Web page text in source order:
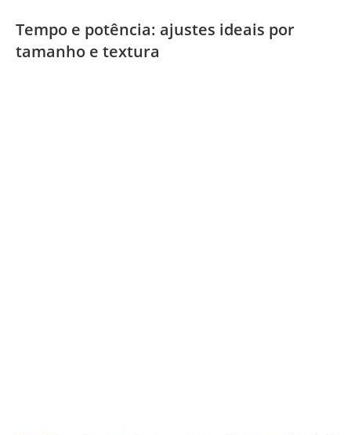
Tempo e potência: ajustes ideais por
tamanho e textura